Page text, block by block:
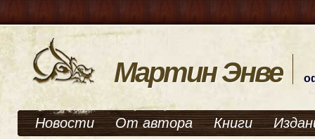
Мартин Энве
Новости От автора Книги